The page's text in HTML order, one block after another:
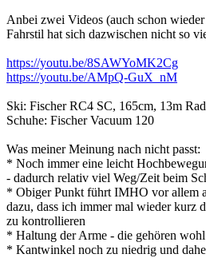
Anbei zwei Videos (auch schon
Fahrstil hat sich dazwischen nicht so
https://youtu.be/8SAWYoMK2Cg
https://youtu.be/AMpQ-GuX_nM
Ski: Fischer RC4 SC, 165cm, 13m
Schuhe: Fischer Vacuum 120
Was meiner Meinung nach nicht passt:
* Noch immer eine leicht
- dadurch relativ viel Weg/Zeit beim
* Obiger Punkt führt IMHO vor allem
dazu, dass ich immer mal wieder kurz
zu kontrollieren
* Haltung der Arme - die gehören
* Kantwinkel noch zu niedrig und